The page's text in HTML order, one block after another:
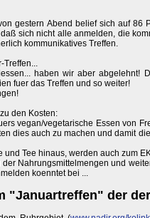
gestern Abend belief sich auf
sich nicht alle anmelden, die
kommunikatives Treffen.
Treffen...
haben wir aber abgelehnt!
fuer das Treffen und so weiter!
den Kosten:
vegan/vegetarische Essen von
dies auch zu machen und damit
und Tee hinaus, werden auch zum
Nahrungsmittelmengen und
koenntet bei ...
"Januartreffen" der